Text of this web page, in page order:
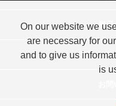
展示
海外オペ
On our website we
are necessary for
and to give us
is